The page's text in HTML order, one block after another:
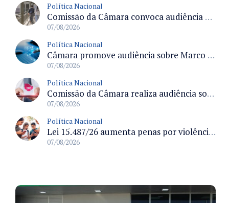
Política Nacional
Comissão da Câmara convoca audiência para discutir misoginia nas escolas e universidades após divulgação de listas misóginas
07/08/2026
Política Nacional
Câmara promove audiência sobre Marco de Fomento à Economia Digital e impactos da inteligência artificial
07/08/2026
Política Nacional
Comissão da Câmara realiza audiência sobre apostas online para medir o tamanho do mercado ilegal
07/08/2026
Política Nacional
Lei 15.487/26 aumenta penas por violência sexual digital contra crianças e adolescentes e autoriza ronda virtual para investigação
07/08/2026